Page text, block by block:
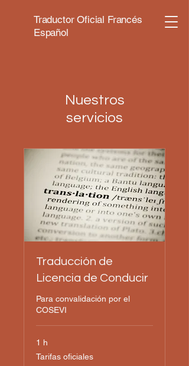
Traductor Oficial Francés
Español
Nuestros
servicios
Traducción de
Licencia de Conducir
Para convalidación por el
COSEVI
1 h
Tarifas
oficiales
Tarifas oficiales